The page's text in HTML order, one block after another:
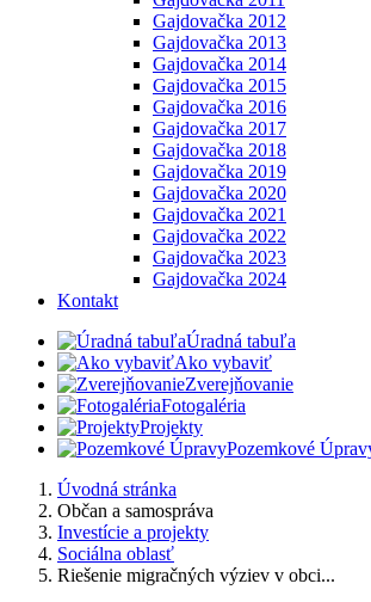
Gajdovačka 2012
Gajdovačka 2013
Gajdovačka 2014
Gajdovačka 2015
Gajdovačka 2016
Gajdovačka 2017
Gajdovačka 2018
Gajdovačka 2019
Gajdovačka 2020
Gajdovačka 2021
Gajdovačka 2022
Gajdovačka 2023
Gajdovačka 2024
Kontakt
Úradná tabuľa
Ako vybaviť
Zverejňovanie
Fotogaléria
Projekty
Pozemkové
Úvodná stránka
Občan a samospráva
Investície a projekty
Sociálna oblasť
Riešenie migračných výziev v obci...